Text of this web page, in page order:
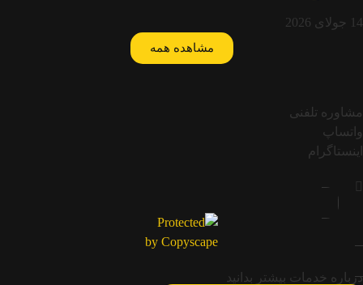
14 جولای 2026
مشاهده همه
مشاوره تلفنی
واتساپ
اینستاگرام
درباره خدمات بیشتر بدانید